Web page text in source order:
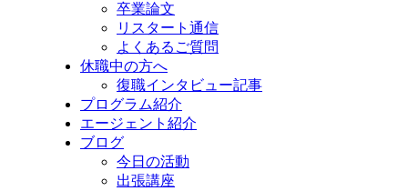
卒業論文
リスタート通信
よくあるご質問
休職中の方へ
復職インタビュー記事
プログラム紹介
エージェント紹介
ブログ
今日の活動
出張講座